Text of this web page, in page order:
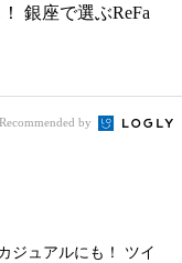
銀座で選ぶReFa
Recommended by
ジュアルにも！ ツイ